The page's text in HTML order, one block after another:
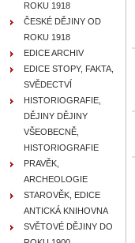
ROKU 1918
ČESKÉ DĚJINY OD
ROKU 1918
EDICE ARCHIV
EDICE STOPY, FAKTA,
SVĚDECTVÍ
HISTORIOGRAFIE,
DĚJINY DĚJINY
VŠEOBECNĚ,
HISTORIOGRAFIE
PRAVĚK,
ARCHEOLOGIE
STAROVĚK, EDICE
ANTICKÁ KNIHOVNA
SVĚTOVÉ DĚJINY DO